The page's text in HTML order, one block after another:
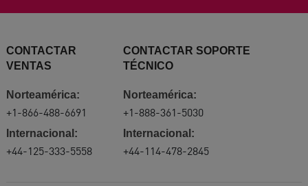
CONTACTAR
VENTAS
Norteamérica:
+1-866-488-6691
Internacional:
+44-125-333-5558
CONTACTAR SOPORTE
TÉCNICO
Norteamérica:
+1-888-361-5030
Internacional:
+44-114-478-2845